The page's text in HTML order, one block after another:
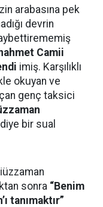
arabasına pek
devrin
Camii
imiş. Karşılıklı
okuyan ve
genç taksici
diye bir sual
sonra “Benim
tanımaktır”